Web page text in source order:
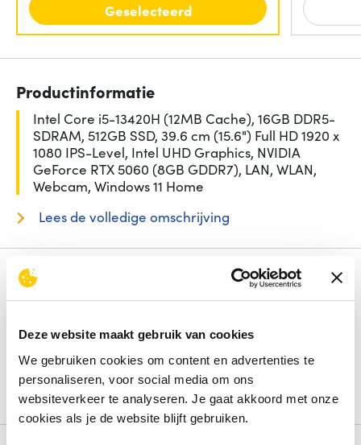
Deze website maakt gebruik van cookies
We gebruiken cookies om content en advertenties te
personaliseren, voor social media om ons
websiteverkeer te analyseren. Je gaat akkoord met onze
cookies als je de website blijft gebruiken.
Geselecteerd
Productinformatie
Intel Core i5-13420H (12MB Cache), 16GB DDR5-
SDRAM, 512GB SSD, 39.6 cm (15.6") Full HD 1920 x
1080 IPS-Level, Intel UHD Graphics, NVIDIA
GeForce RTX 5060 (8GB GDDR7), LAN, WLAN,
Webcam, Windows 11 Home
Lees de volledige omschrijving
Specificaties
Intern geheugen
16 GB
Opslagcapaciteit512 GB
ProcessorfamilieIntel® Core™ i5
Besturingssysteem Windows 11 Home
Bekijk alle specificaties